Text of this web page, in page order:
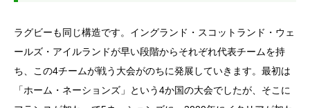
ラグビーも同じ構造です。イングランド・スコットランド・ウェ
ールズ・アイルランドが早い段階からそれぞれ代表チームを持
ち、この4チームが戦う大会がのちに発展していきます。最初は
「ホーム・ネーションズ」という4か国の大会でしたが、そこに